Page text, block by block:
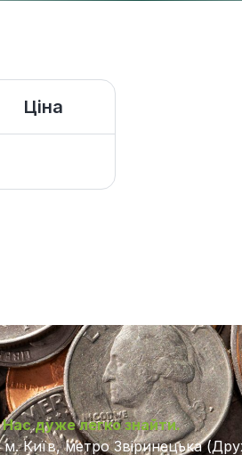
Ціна
дуже легко знайти.
м. Київ, метро Звіринецька